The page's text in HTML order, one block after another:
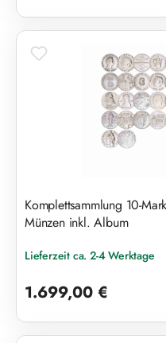
Komplettsammlung 10-
Münzen inkl. Album
Lieferzeit ca. 2-4 Werktage
1.699,00 €